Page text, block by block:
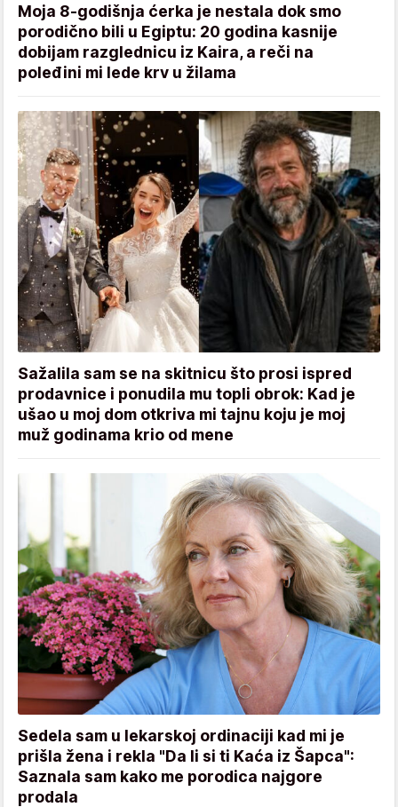
Moja 8-godišnja ćerka je nestala dok smo
porodično bili u Egiptu: 20 godina kasnije
dobijam razglednicu iz Kaira, a reči na
poleđini mi lede krv u žilama
Sažalila sam se na skitnicu što prosi ispred
prodavnice i ponudila mu topli obrok: Kad je
ušao u moj dom otkriva mi tajnu koju je moj
muž godinama krio od mene
Sedela sam u lekarskoj ordinaciji kad mi je
prišla žena i rekla "Da li si ti Kaća iz Šapca":
Saznala sam kako me porodica najgore
prodala